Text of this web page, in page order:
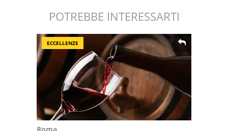
POTREBBE INTERESSARTI
ECCELLENZE